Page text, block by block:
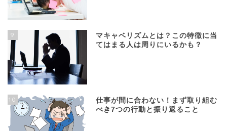
9
マキャベリズムとは？この特徴に当
てはまる人は周りにいるかも？
10
仕事が間に合わない！まず取り組む
べき7つの行動と振り返ること